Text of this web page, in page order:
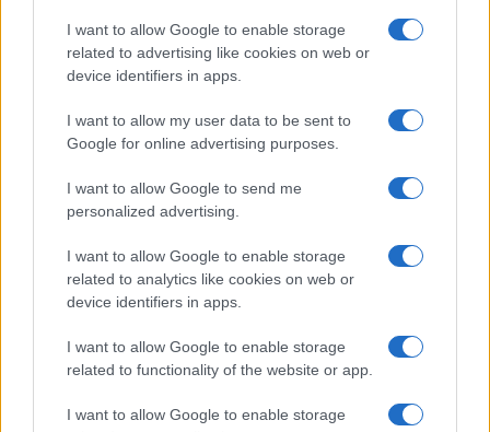
I want to allow Google to enable storage
related to advertising like cookies on web or
device identifiers in apps.
I want to allow my user data to be sent to
Google for online advertising purposes.
I want to allow Google to send me
personalized advertising.
I want to allow Google to enable storage
related to analytics like cookies on web or
device identifiers in apps.
I want to allow Google to enable storage
related to functionality of the website or app.
I want to allow Google to enable storage
Continua a leggere